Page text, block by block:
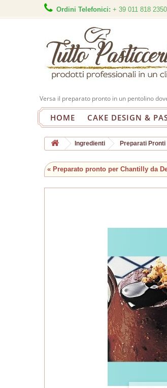
Ordini Telefonici: + 39 011 818
Versa il preparato pronto in un pentolino
HOME CAKE DESIGN &
Ingredienti Preparati Pronti
« Preparato pronto per Chantilly da